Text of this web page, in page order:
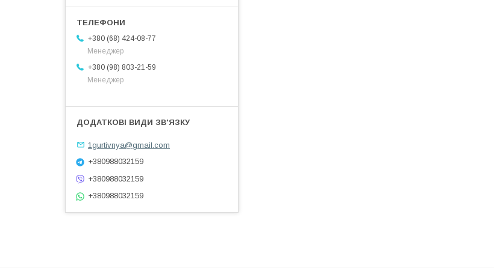
+380 (68) 424-08-77
Менеджер
+380 (98) 803-21-59
Менеджер
1gurtivnya@gmail.com
+380988032159
+380988032159
+380988032159